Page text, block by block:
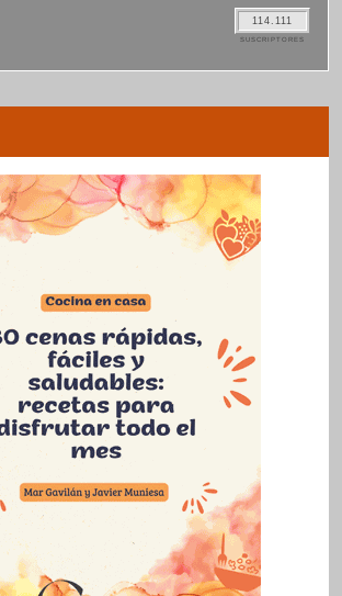
114.111
SUSCRIPTORES